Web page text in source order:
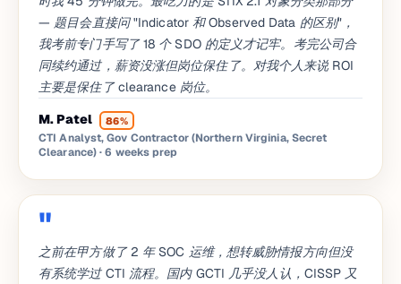
— 题目会直接问 "Indicator 和 Observed Data 的区别"，
我考前专门手写了 18 个 SDO 的定义才记牢。考完公司合
同续约通过，薪资没涨但岗位保住了。对我个人来说 ROI
主要是保住了 clearance 岗位。
M. Patel
86%
CTI Analyst, Gov Contractor (Northern Virginia, Secret
Clearance)· 6 weeks prep
之前在甲方做了 2 年 SOC 运维，想转威胁情报方向但没
有系统学过 CTI 流程。国内 GCTI 几乎没人认，CISSP 又